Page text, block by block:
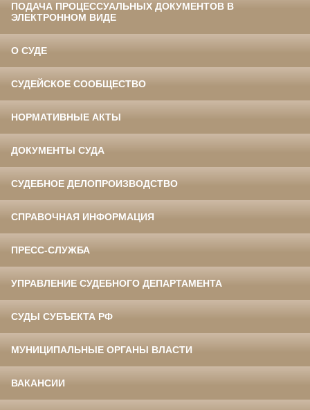
ПОДАЧА ПРОЦЕССУАЛЬНЫХ ДОКУМЕНТОВ В
ЭЛЕКТРОННОМ ВИДЕ
О СУДЕ
СУДЕЙСКОЕ СООБЩЕСТВО
НОРМАТИВНЫЕ АКТЫ
ДОКУМЕНТЫ СУДА
СУДЕБНОЕ ДЕЛОПРОИЗВОДСТВО
СПРАВОЧНАЯ ИНФОРМАЦИЯ
ПРЕСС-СЛУЖБА
УПРАВЛЕНИЕ СУДЕБНОГО ДЕПАРТАМЕНТА
СУДЫ СУБЪЕКТА РФ
МУНИЦИПАЛЬНЫЕ ОРГАНЫ ВЛАСТИ
ВАКАНСИИ